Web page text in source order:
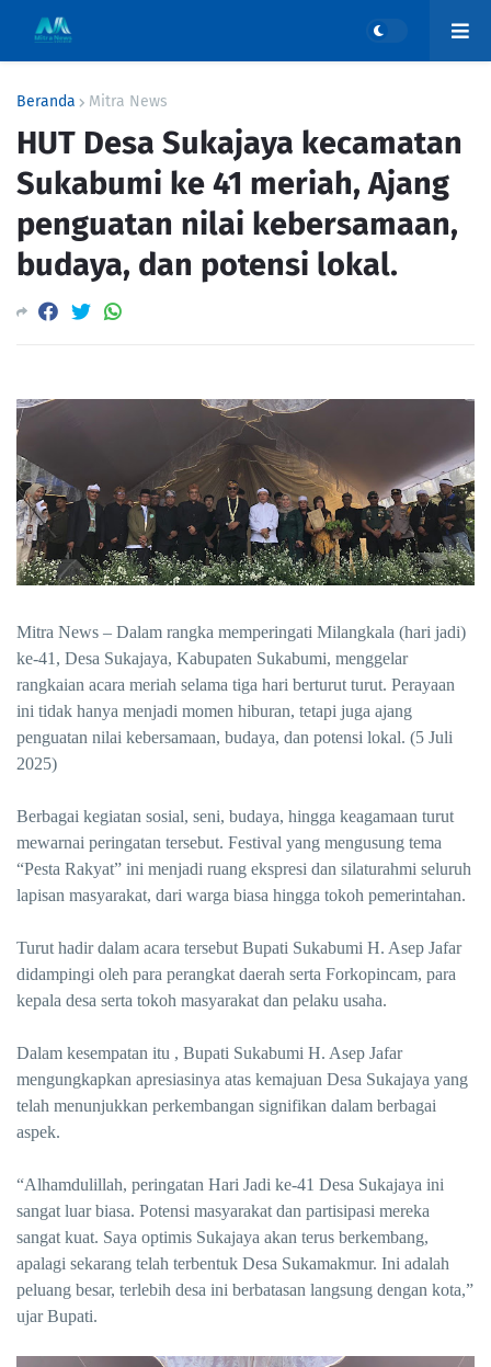
Beranda Mitra News
HUT Desa Sukajaya kecamatan
Sukabumi ke 41 meriah, Ajang
penguatan nilai kebersamaan,
budaya, dan potensi lokal.
Mitra News – Dalam rangka memperingati Milangkala (hari jadi)
ke-41, Desa Sukajaya, Kabupaten Sukabumi, menggelar
rangkaian acara meriah selama tiga hari berturut turut. Perayaan
ini tidak hanya menjadi momen hiburan, tetapi juga ajang
penguatan nilai kebersamaan, budaya, dan potensi lokal. (5 Juli
2025)
Berbagai kegiatan sosial, seni, budaya, hingga keagamaan turut
mewarnai peringatan tersebut. Festival yang mengusung tema
“Pesta Rakyat” ini menjadi ruang ekspresi dan silaturahmi seluruh
lapisan masyarakat, dari warga biasa hingga tokoh pemerintahan.
Turut hadir dalam acara tersebut Bupati Sukabumi H. Asep Jafar
didampingi oleh para perangkat daerah serta Forkopincam, para
kepala desa serta tokoh masyarakat dan pelaku usaha.
Dalam kesempatan itu , Bupati Sukabumi H. Asep Jafar
mengungkapkan apresiasinya atas kemajuan Desa Sukajaya yang
telah menunjukkan perkembangan signifikan dalam berbagai
aspek.
“Alhamdulillah, peringatan Hari Jadi ke-41 Desa Sukajaya ini
sangat luar biasa. Potensi masyarakat dan partisipasi mereka
sangat kuat. Saya optimis Sukajaya akan terus berkembang,
apalagi sekarang telah terbentuk Desa Sukamakmur. Ini adalah
peluang besar, terlebih desa ini berbatasan langsung dengan kota,”
ujar Bupati.